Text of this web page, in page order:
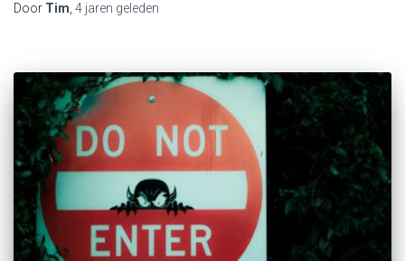
Door Tim, 4 jaren geleden